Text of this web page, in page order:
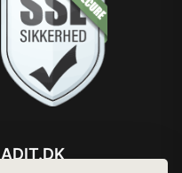
ADIT.DK